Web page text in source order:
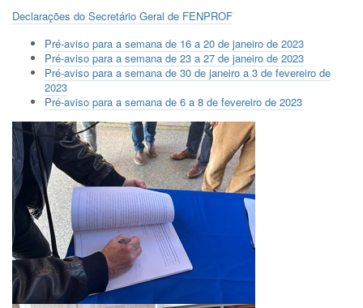
Declarações do Secretário Geral de FENPROF
Pré-aviso para a semana de 16 a 20 de janeiro de 2023
Pré-aviso para a semana de 23 a 27 de janeiro de 2023
Pré-aviso para a semana de 30 de janeiro a 3 de fevereiro de
2023
Pré-aviso para a semana de 6 a 8 de fevereiro de 2023